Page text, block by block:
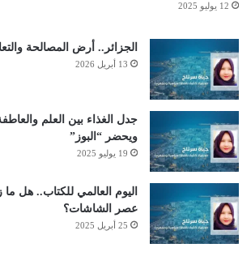
12 يوليو 2025
الجزائر.. أرض المصالحة
13 أبريل 2026
جدل الغذاء بين العلم
ويحضر “البوز”
19 يوليو 2025
اليوم العالمي للكتاب.. هل
عصر الشاشات؟
25 أبريل 2025